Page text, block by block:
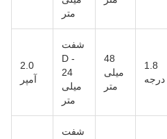
متر
1.8
درجه
48
میلی
متر
شفت
D -
24
میلی
متر
2.0
آمپر
شفت